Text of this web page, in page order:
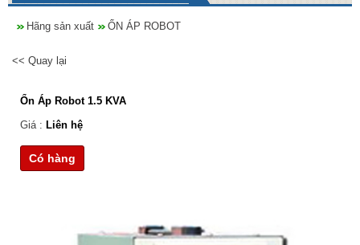
Hãng sản xuất ỔN ÁP ROBOT
<< Quay lại
Ổn Áp Robot 1.5 KVA
Giá : Liên hệ
Có hàng